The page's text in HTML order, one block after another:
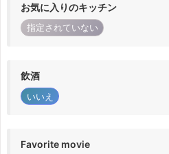
お気に入りのキッチン
指定されていない
飲酒
いいえ
Favorite movie